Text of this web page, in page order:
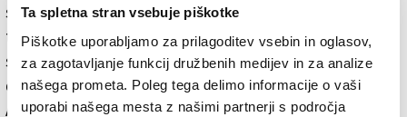
Ta spletna stran vsebuje piškotke
Piškotke uporabljamo za prilagoditev vsebin in oglasov,
za zagotavljanje funkcij družbenih medijev in za analize
našega prometa. Poleg tega delimo informacije o vaši
uporabi našega mesta z našimi partnerji s področja
s Ferrarijem, saj so po letu 2006 dirkališče izločili iz
tekmovalnega koledarja. Tisto leto sem bil moštveni
sotekmovalec Michaela Schumacherja, ki je v Imoli
dosegel zelo lepo zmago. Drugi je bil Fernando
Alonso, ki je na koncu sezone osvojil svoj drugi naslov